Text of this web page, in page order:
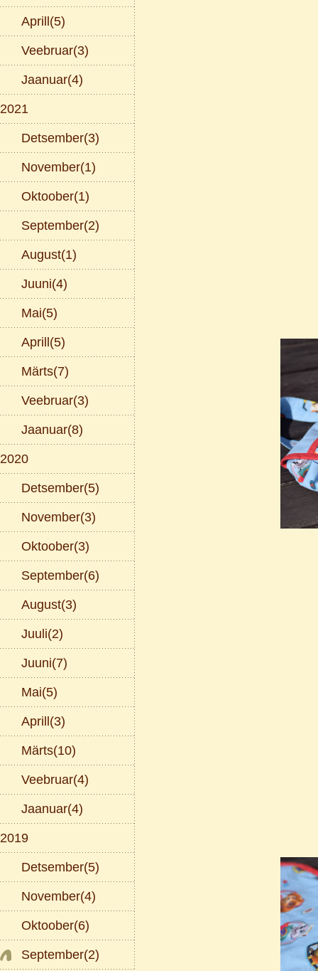
Aprill(5)
Veebruar(3)
Jaanuar(4)
2021
Detsember(3)
November(1)
Oktoober(1)
September(2)
August(1)
Juuni(4)
Mai(5)
Aprill(5)
Märts(7)
Veebruar(3)
Jaanuar(8)
2020
Detsember(5)
November(3)
Oktoober(3)
September(6)
August(3)
Juuli(2)
Juuni(7)
Mai(5)
Aprill(3)
Märts(10)
Veebruar(4)
Jaanuar(4)
2019
Detsember(5)
November(4)
Oktoober(6)
September(2)